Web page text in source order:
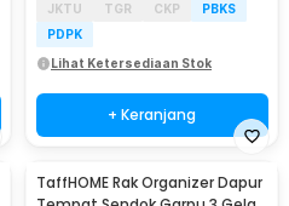
JKTU
TGR CKP
PBKS
PDPK
Lihat Ketersediaan Stok
+ Keranjang
TaffHOME Rak Organizer Dapur